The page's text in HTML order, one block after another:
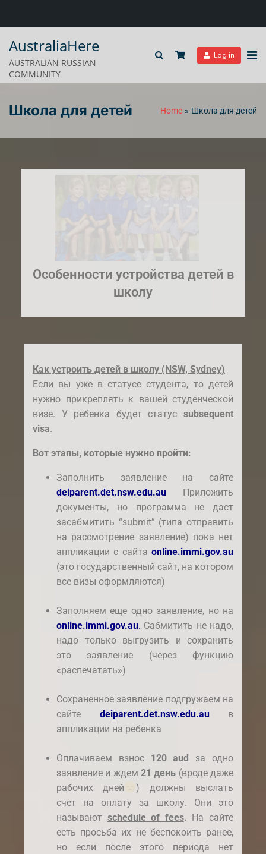
AustraliaHere
AUSTRALIAN RUSSIAN
COMMUNITY
Log in
Школа для детей Home Школа для детей
Особенности устройства детей в
школу
Как устроить детей в школу (NSW, Sydney)
Если вы уже в статусе студента, то детей
нужно прикреплять к вашей студенческой
визе. У ребенка будет статус subsequent
visa.
Вот этапы, которые нужно пройти:
Заполнить заявление на сайте
deiparent.det.nsw.edu.au
Приложить
документы, но программа не даст
засабмитить “submit” (типа отправить
на рассмотрение заявление) пока нет
аппликации с сайта online.immi.gov.au
(это государственный сайт, на котором
все визы оформляются)
Заполняем еще одно заявление, но на
online.immi.gov.au. Сабмитить не надо,
надо только выгрузить и сохранить
это заявление (через функцию
«распечатать»)
Сохраненное заявление подгружаем на
сайте deiparent.det.nsw.edu.auв
аппликации на ребенка
Оплачиваем взнос 120 aud за одно
заявление и ждем 21 день (вроде даже
рабочих дней
) должны выслать
счет на оплату за школу. Они это
называют schedule of fees. На сайте
есть просьба их не беспокоить ранее,
но если после этого периода нет